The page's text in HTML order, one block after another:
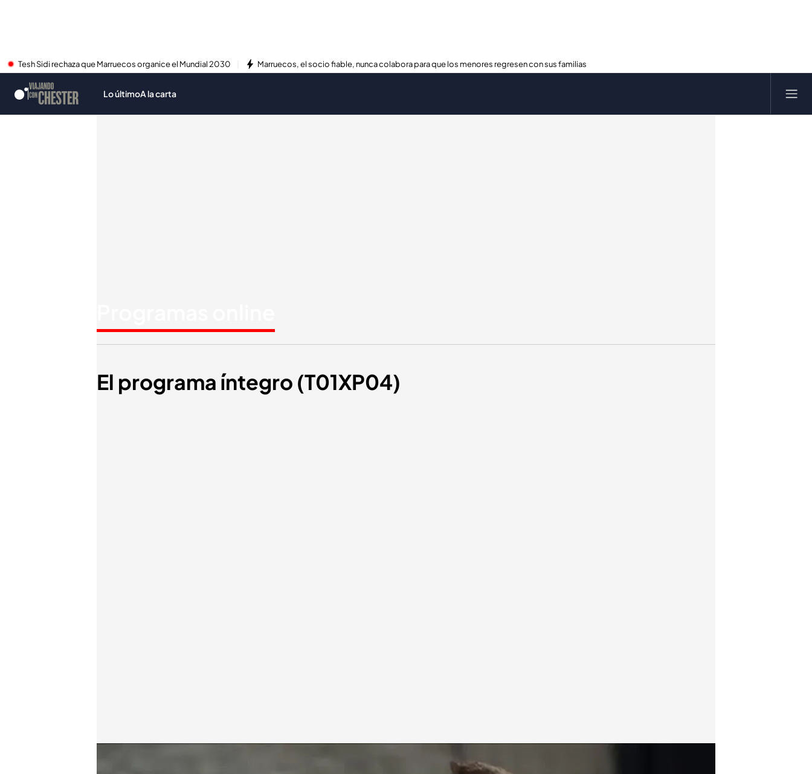
Tesh Sidi rechaza que Marruecos organice el Mundial 2030 Marruecos, el socio fiable, nunca colabora para que los menores regresen con sus familias
Lo últimoA la carta
El programa íntegro (T01XP04)